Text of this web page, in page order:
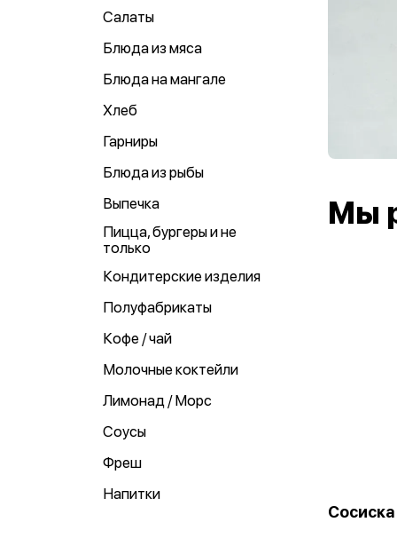
Салаты
Блюда из мяса
Блюда на мангале
Хлеб
Гарниры
Блюда из рыбы
Выпечка
Пицца, бургеры и не
только
Кондитерские изделия
Полуфабрикаты
Кофе / чай
Молочные коктейли
Лимонад / Морс
Соусы
Фреш
Напитки
Мы
Сосиска